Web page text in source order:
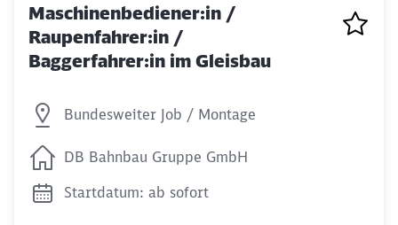
Maschinenbediener:in /
Raupenfahrer:in /
Baggerfahrer:in im Gleisbau
Bundesweiter Job / Montage
DB Bahnbau Gruppe GmbH
Startdatum: ab sofort